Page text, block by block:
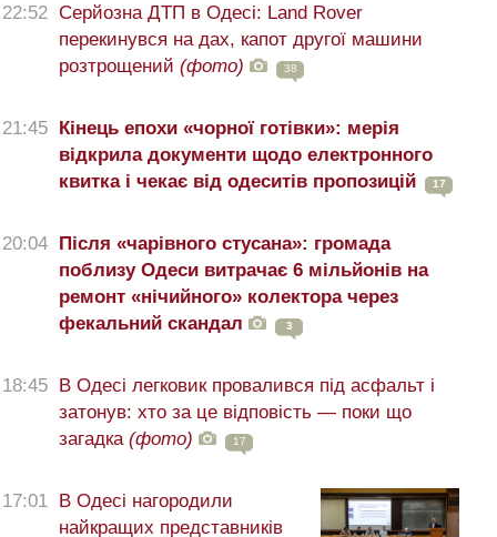
22:52 Серйозна ДТП в Одесі: Land Rover
перекинувся на дах, капот другої машини
розтрощений (фото) 38
21:45
Кінець епохи «чорної готівки»: мерія
відкрила документи щодо електронного
квитка і чекає від одеситів пропозицій
17
20:04
Після «чарівного стусана»: громада
поблизу Одеси витрачає 6 мільйонів на
ремонт «нічийного» колектора через
фекальний скандал
3
18:45
В Одесі легковик провалився під асфальт і
затонув: хто за це відповість — поки що
загадка (фото) 17
17:01
В Одесі нагородили
найкращих представників